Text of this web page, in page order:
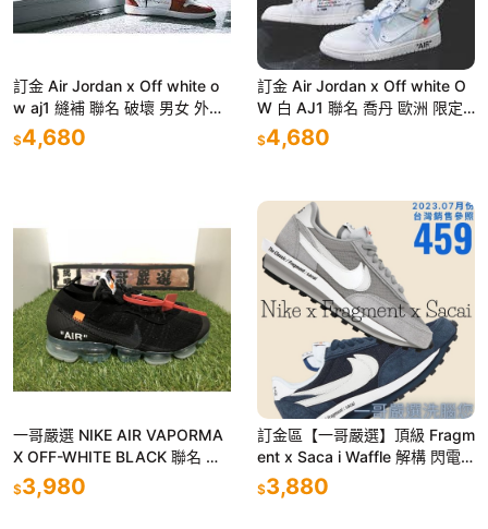
訂金 Air Jordan x Off white o
w aj1 縫補 聯名 破壞 男女 外銷
貨 AA3834-101
$4,680
訂金 Air Jordan x Off white O
W 白 AJ1 聯名 喬丹 歐洲 限定
男女 AQ0818-100
$4,680
一哥嚴選 NIKE AIR VAPORMA
X ΟFF-WHITЕ BLACK 聯名 氣
墊鞋 慢跑鞋 AA3831-002
$3,980
訂金區【一哥嚴選】頂級 Fragm
ent x Saca i Waffle 解構 閃電
藤原浩 灰 DH2684-001
$3,880